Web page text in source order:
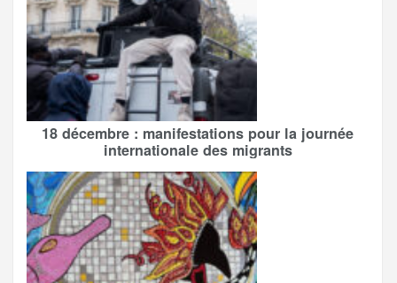
18 décembre : manifestations pour la journée
internationale des migrants